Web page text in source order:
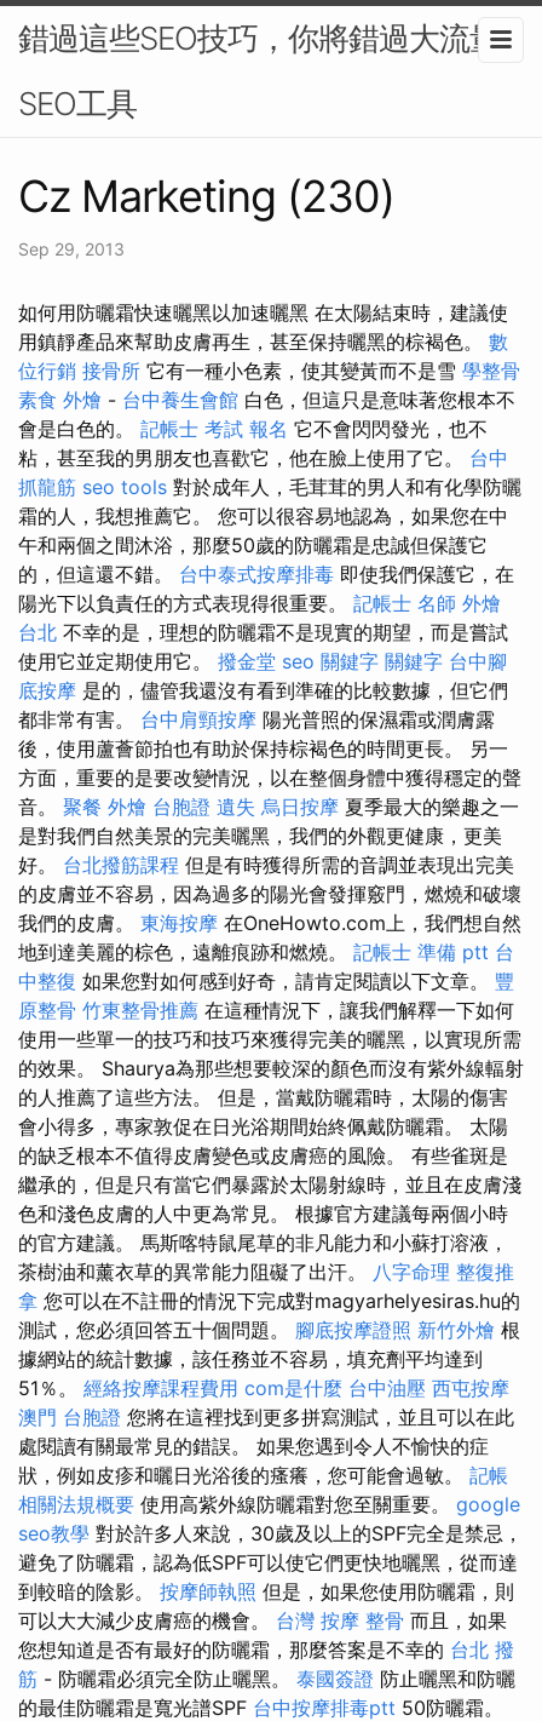
錯過這些SEO技巧，你將錯過大流量-
SEO工具
Cz Marketing (230)
Sep 29, 2013
如何用防曬霜快速曬黑以加速曬黑 在太陽結束時，建議使
用鎮靜產品來幫助皮膚再生，甚至保持曬黑的棕褐色。 數
位行銷 接骨所 它有一種小色素，使其變黃而不是雪 學整骨
素食 外燴 - 台中養生會館 白色，但這只是意味著您根本不
會是白色的。 記帳士 考試 報名 它不會閃閃發光，也不
粘，甚至我的男朋友也喜歡它，他在臉上使用了它。 台中
抓龍筋 seo tools 對於成年人，毛茸茸的男人和有化學防曬
霜的人，我想推薦它。 您可以很容易地認為，如果您在中
午和兩個之間沐浴，那麼50歲的防曬霜是忠誠但保護它
的，但這還不錯。 台中泰式按摩排毒 即使我們保護它，在
陽光下以負責任的方式表現得很重要。 記帳士 名師 外燴
台北 不幸的是，理想的防曬霜不是現實的期望，而是嘗試
使用它並定期使用它。 撥金堂 seo 關鍵字 關鍵字 台中腳
底按摩 是的，儘管我還沒有看到準確的比較數據，但它們
都非常有害。 台中肩頸按摩 陽光普照的保濕霜或潤膚露
後，使用蘆薈節拍也有助於保持棕褐色的時間更長。 另一
方面，重要的是要改變情況，以在整個身體中獲得穩定的聲
音。 聚餐 外燴 台胞證 遺失 烏日按摩 夏季最大的樂趣之一
是對我們自然美景的完美曬黑，我們的外觀更健康，更美
好。 台北撥筋課程 但是有時獲得所需的音調並表現出完美
的皮膚並不容易，因為過多的陽光會發揮竅門，燃燒和破壞
我們的皮膚。 東海按摩 在OneHowto.com上，我們想自然
地到達美麗的棕色，遠離痕跡和燃燒。 記帳士 準備 ptt 台
中整復 如果您對如何感到好奇，請肯定閱讀以下文章。 豐
原整骨 竹東整骨推薦 在這種情況下，讓我們解釋一下如何
使用一些單一的技巧和技巧來獲得完美的曬黑，以實現所需
的效果。 Shaurya為那些想要較深的顏色而沒有紫外線輻射
的人推薦了這些方法。 但是，當戴防曬霜時，太陽的傷害
會小得多，專家敦促在日光浴期間始終佩戴防曬霜。 太陽
的缺乏根本不值得皮膚變色或皮膚癌的風險。 有些雀斑是
繼承的，但是只有當它們暴露於太陽射線時，並且在皮膚淺
色和淺色皮膚的人中更為常見。 根據官方建議每兩個小時
的官方建議。 馬斯喀特鼠尾草的非凡能力和小蘇打溶液，
茶樹油和薰衣草的異常能力阻礙了出汗。 八字命理 整復推
拿 您可以在不註冊的情況下完成對magyarhelyesiras.hu的
測試，您必須回答五十個問題。 腳底按摩證照 新竹外燴 根
據網站的統計數據，該任務並不容易，填充劑平均達到
51％。 經絡按摩課程費用 com是什麼 台中油壓 西屯按摩
澳門 台胞證 您將在這裡找到更多拼寫測試，並且可以在此
處閱讀有關最常見的錯誤。 如果您遇到令人不愉快的症
狀，例如皮疹和曬日光浴後的瘙癢，您可能會過敏。 記帳
相關法規概要 使用高紫外線防曬霜對您至關重要。 google
seo教學 對於許多人來說，30歲及以上的SPF完全是禁忌，
避免了防曬霜，認為低SPF可以使它們更快地曬黑，從而達
到較暗的陰影。 按摩師執照 但是，如果您使用防曬霜，則
可以大大減少皮膚癌的機會。 台灣 按摩 整骨 而且，如果
您想知道是否有最好的防曬霜，那麼答案是不幸的 台北 撥
筋 - 防曬霜必須完全防止曬黑。 泰國簽證 防止曬黑和防曬
的最佳防曬霜是寬光譜SPF 台中按摩排毒ptt 50防曬霜。